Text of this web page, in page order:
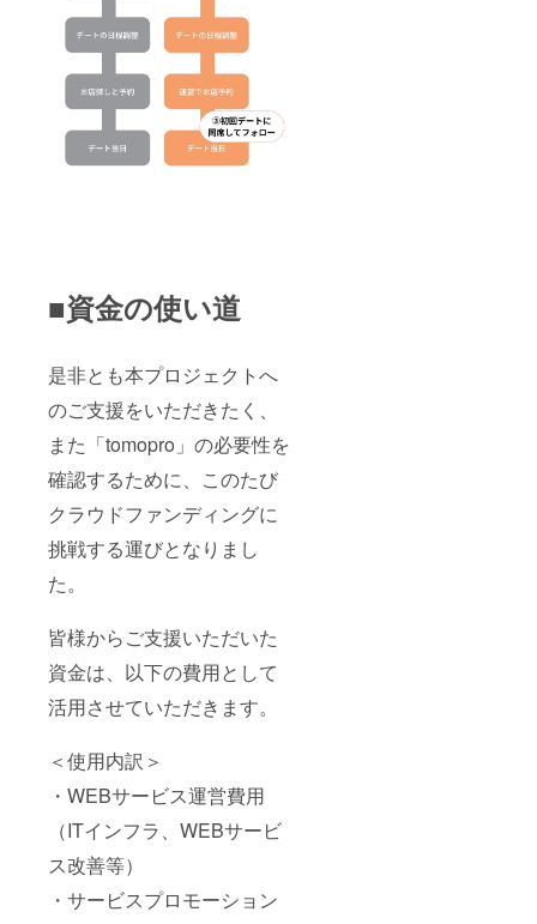
■資金の使い道
是非とも本プロジェクトへ
のご支援をいただきたく、
また「tomopro」の必要性を
確認するために、このたび
クラウドファンディングに
挑戦する運びとなりまし
た。
皆様からご支援いただいた
資金は、以下の費用として
活用させていただきます。
＜使用内訳＞
・WEBサービス運営費用
（ITインフラ、WEBサービ
ス改善等）
・サービスプロモーション